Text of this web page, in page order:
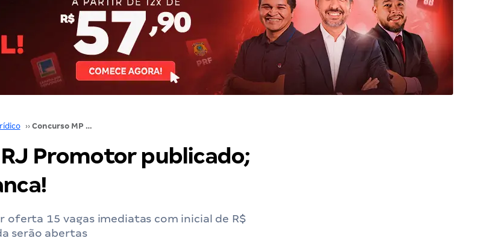
›› Concurso MP RJ Promotor publicado; Vunesp é a banca!
Promotor publicado;
oferta 15 vagas imediatas com inicial de R$
serão abertas